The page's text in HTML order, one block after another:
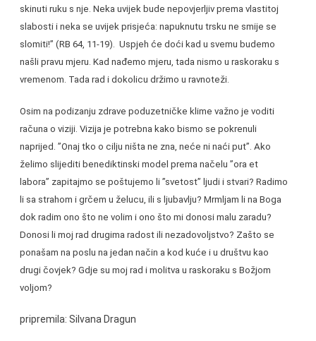
skinuti ruku s nje. Neka uvijek bude nepovjerljiv prema vlastitoj
slabosti i neka se uvijek prisjeća: napuknutu trsku ne smije se
slomiti!” (RB 64, 11-19). Uspjeh će doći kad u svemu budemo
našli pravu mjeru. Kad nađemo mjeru, tada nismo u raskoraku s
vremenom. Tada rad i dokolicu držimo u ravnoteži.
Osim na podizanju zdrave poduzetničke klime važno je voditi
računa o viziji. Vizija je potrebna kako bismo se pokrenuli
naprijed. ”Onaj tko o cilju ništa ne zna, neće ni naći put”. Ako
želimo slijediti benediktinski model prema načelu ”ora et
labora” zapitajmo se poštujemo li ”svetost” ljudi i stvari? Radimo
li sa strahom i grčem u želucu, ili s ljubavlju? Mrmljam li na Boga
dok radim ono što ne volim i ono što mi donosi malu zaradu?
Donosi li moj rad drugima radost ili nezadovoljstvo? Zašto se
ponašam na poslu na jedan način a kod kuće i u društvu kao
drugi čovjek? Gdje su moj rad i molitva u raskoraku s Božjom
voljom?
pripremila: Silvana Dragun